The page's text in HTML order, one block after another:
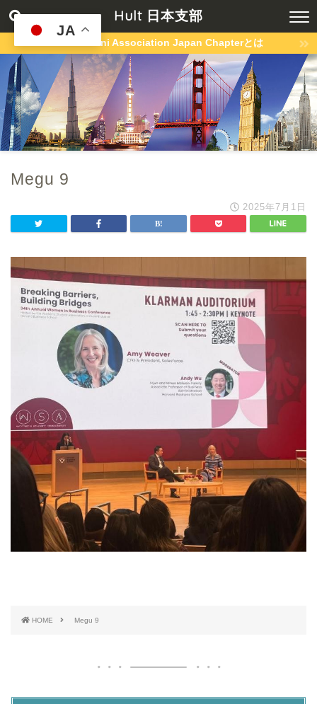
Hult 日本支部
Hult Alumni Association Japan Chapterとは
Megu 9
2025年7月1日
HOME Megu 9
JA